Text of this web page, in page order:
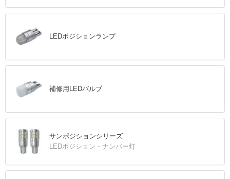
LEDポジションランプ
補修用LEDバルブ
サンポジションシリーズ
LEDポジション・ナンバー灯